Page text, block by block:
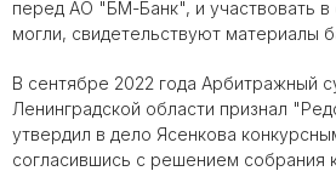
перед АО "БМ-Банк", и участвовать
могли, свидетельствуют материалы
В сентябре 2022 года Арбитражный
Ленинградской области признал
утвердил в дело Ясенкова
согласившись с решением собрания